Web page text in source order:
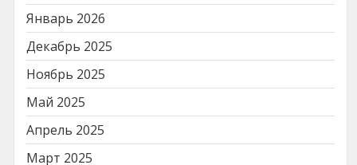
Январь 2026
Декабрь 2025
Ноябрь 2025
Май 2025
Апрель 2025
Март 2025